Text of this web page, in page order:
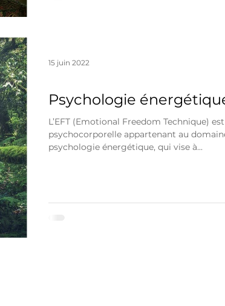
Psychologie
L’EFT (Emotional Freedom Technique)
psychocorporelle appartenant au
psychologie énergétique, qui vise à...
15 juin 2022